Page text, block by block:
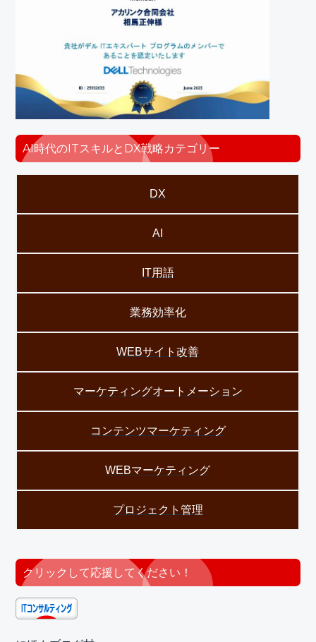
AI時代のITスキルとDX戦略カテゴリー
DX
AI
IT用語
業務効率化
WEBサイト改善
マーケティングオートメーション
コンテンツマーケティング
WEBマーケティング
プロジェクト管理
クリックして応援してください！